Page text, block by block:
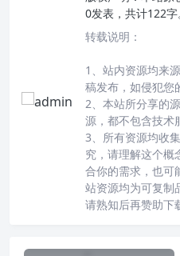
0发表，共计122字
转载说明：
1、站内资源均来
稿发布，如侵犯您
2、本站所分享的
源，都不包含技术
3、所有资源均收
究，请理解这个概
合你的需求，也可
站资源均为可复制
请熟知后再赞助下